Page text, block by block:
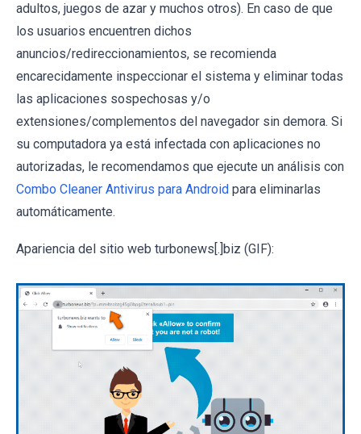
adultos, juegos de azar y muchos otros). En caso de que
los usuarios encuentren dichos
anuncios/redireccionamientos, se recomienda
encarecidamente inspeccionar el sistema y eliminar todas
las aplicaciones sospechosas y/o
extensiones/complementos del navegador sin demora. Si
su computadora ya está infectada con aplicaciones no
autorizadas, le recomendamos que ejecute un análisis con
Combo Cleaner Antivirus para Android para eliminarlas
automáticamente.
Apariencia del sitio web turbonews[.]biz (GIF):